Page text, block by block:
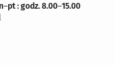
–pt : godz. 8.00–15.00